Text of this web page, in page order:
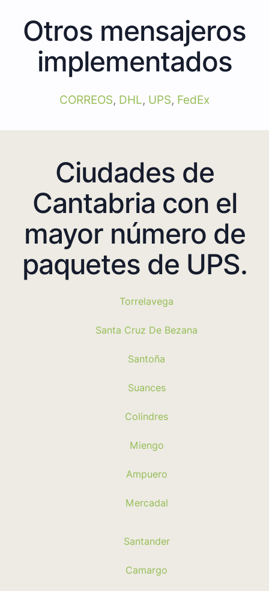
Otros mensajeros
implementados
CORREOS, DHL, UPS, FedEx
Ciudades de
Cantabria con el
mayor número de
paquetes de UPS.
Torrelavega
Santa Cruz De Bezana
Santoña
Suances
Colindres
Miengo
Ampuero
Mercadal
Santander
Camargo